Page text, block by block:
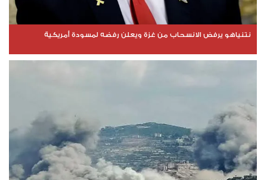
نتنياهو يرفض الانسحاب من غزة ويعلن رفضه لمسودة أمريكية